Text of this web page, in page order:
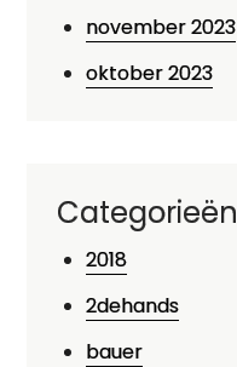
november 2023
oktober 2023
Categorieën
2018
2dehands
bauer